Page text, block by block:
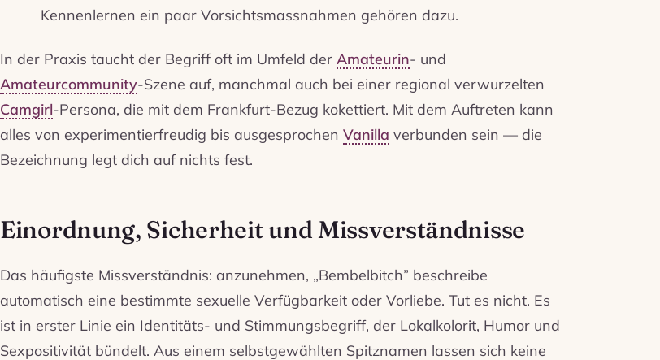
Kennenlernen ein paar Vorsichtsmassnahmen gehören dazu.
In der Praxis taucht der Begriff oft im Umfeld der Amateurin- und
Amateurcommunity-Szene auf, manchmal auch bei einer regional verwurzelten
Camgirl-Persona, die mit dem Frankfurt-Bezug kokettiert. Mit dem Auftreten kann
alles von experimentierfreudig bis ausgesprochen Vanilla verbunden sein — die
Bezeichnung legt dich auf nichts fest.
Einordnung, Sicherheit und Missverständnisse
Das häufigste Missverständnis: anzunehmen, „Bembelbitch” beschreibe
automatisch eine bestimmte sexuelle Verfügbarkeit oder Vorliebe. Tut es nicht. Es
ist in erster Linie ein Identitäts- und Stimmungsbegriff, der Lokalkolorit, Humor und
Sexpositivität bündelt. Aus einem selbstgewählten Spitznamen lassen sich keine